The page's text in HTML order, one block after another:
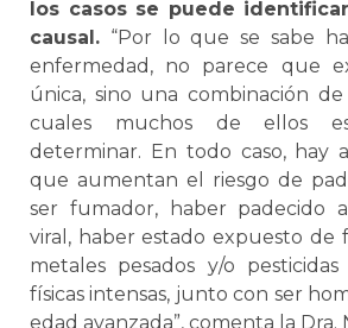
los casos se puede
causal. “Por lo que se sabe
enfermedad, no parece que
única, sino una combinación
cuales muchos de ellos
determinar. En todo caso, hay
que aumentan el riesgo de
ser fumador, haber padecido
viral, haber estado expuesto de
metales pesados y/o
físicas intensas, junto con ser
edad avanzada”, comenta la Dra.